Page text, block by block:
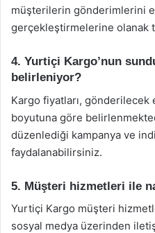
müşterilerin gönderimlerini
gerçekleştirmelerine olanak
4. Yurtiçi Kargo’nun
belirleniyor?
Kargo fiyatları, gönderilecek
boyutuna göre
düzenlediği kampanya ve
faydalanabilirsiniz.
5. Müşteri hizmetleri ile
Yurtiçi Kargo müşteri
sosyal medya üzerinden